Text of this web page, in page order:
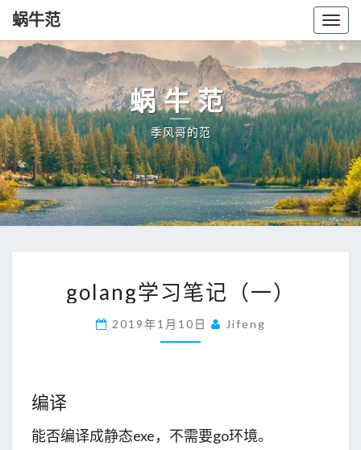
蜗牛范
蜗牛范
季风哥的范
学
笔
记
golang学习笔记（一）
2019年1月10日 Jifeng
编译
能否编译成静态exe，不需要go环境。